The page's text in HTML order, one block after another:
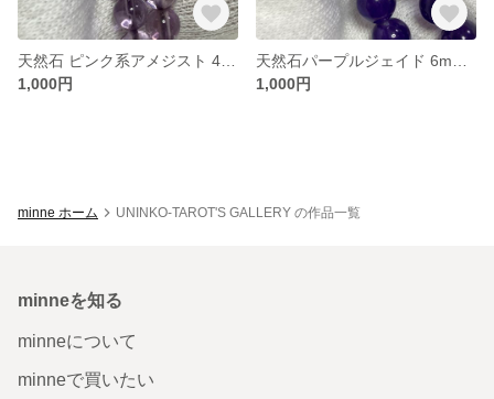
1,000円
1,000円
minne ホーム UNINKO-TAROT'S GALLERY の作品一覧
minneを知る
minneについて
minneで買いたい